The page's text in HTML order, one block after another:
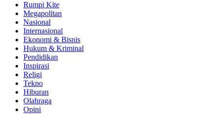
Rumpi Kite
Megapolitan
Nasional
Internasional
Ekonomi & Bisnis
Hukum & Kriminal
Pendidikan
Inspirasi
Religi
Tekno
Hiburan
Olahraga
Opini